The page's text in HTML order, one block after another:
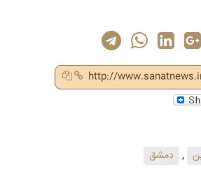
http://
, دمشق